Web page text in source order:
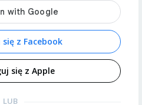
z Facebook
się z Apple
LUB